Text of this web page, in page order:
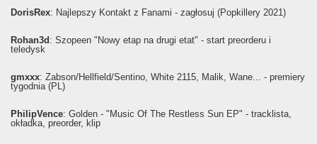
DorisRex: Najlepszy Kontakt z Fanami - zagłosuj (Popkillery 2021)
Rohan3d : Szopeen "Nowy etap na drugi etat" - start preorderu i
teledysk
gmxxx: Żabson/Hellfield/Sentino, White 2115, Malik, Wane... - premiery
tygodnia (PL)
PhilipVence: Golden - "Music Of The Restless Sun EP" - tracklista,
okładka, preorder, klip